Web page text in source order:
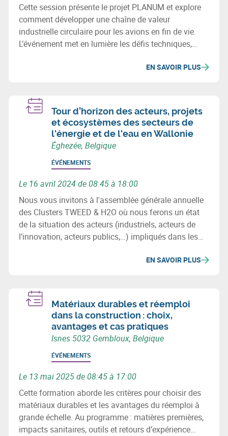
Cette session présente le projet PLANUM et explore
comment développer une chaîne de valeur
industrielle circulaire pour les avions en fin de vie.
L’événement met en lumière les défis techniques,
récupération des métaux et composites.EN SAVOIR PLUS
Tour d’horizon des acteurs, projets
et écosystèmes des secteurs de
l'énergie et de l'eau en Wallonie
Éghezée, Belgique
ÉVÉNEMENTS
Le 16 avril 2024 de 08:45 à 18:00
Nous vous invitons à l'assemblée générale annuelle
des Clusters TWEED & H2O où nous ferons un état
de la situation des acteurs (industriels, acteurs de
l’innovation, acteurs publics,…) impliqués dans les
projets (investissement & innovation) majeurs de ces
EN SAVOIR PLUS
Matériaux durables et réemploi
dans la construction : choix,
avantages et cas pratiques
Isnes 5032 Gembloux, Belgique
ÉVÉNEMENTS
Le 13 mai 2025 de 08:45 à 17:00
Cette formation aborde les critères pour choisir des
matériaux durables et les avantages du réemploi à
grande échelle. Au programme : matières premières,
impacts sanitaires, outils et retours d’expérience